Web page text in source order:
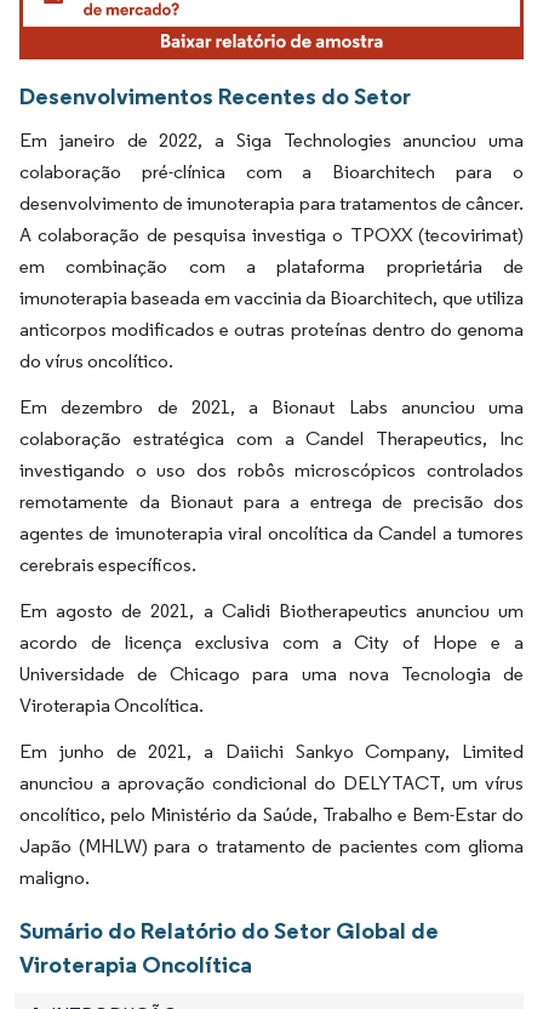
Desenvolvimentos Recentes do Setor
Em janeiro de 2022, a Siga Technologies anunciou uma
colaboração pré-clínica com a Bioarchitech para o
desenvolvimento de imunoterapia para tratamentos de câncer.
A colaboração de pesquisa investiga o TPOXX (tecovirimat)
em combinação com a plataforma proprietária de
imunoterapia baseada em vaccinia da Bioarchitech, que utiliza
anticorpos modificados e outras proteínas dentro do genoma
do vírus oncolítico.
Em dezembro de 2021, a Bionaut Labs anunciou uma
colaboração estratégica com a Candel Therapeutics, Inc
investigando o uso dos robôs microscópicos controlados
remotamente da Bionaut para a entrega de precisão dos
agentes de imunoterapia viral oncolítica da Candel a tumores
cerebrais específicos.
Em agosto de 2021, a Calidi Biotherapeutics anunciou um
acordo de licença exclusiva com a City of Hope e a
Universidade de Chicago para uma nova Tecnologia de
Viroterapia Oncolítica.
Em junho de 2021, a Daiichi Sankyo Company, Limited
anunciou a aprovação condicional do DELYTACT, um vírus
oncolítico, pelo Ministério da Saúde, Trabalho e Bem-Estar do
Japão (MHLW) para o tratamento de pacientes com glioma
maligno.
Sumário do Relatório do Setor Global de
Viroterapia Oncolítica